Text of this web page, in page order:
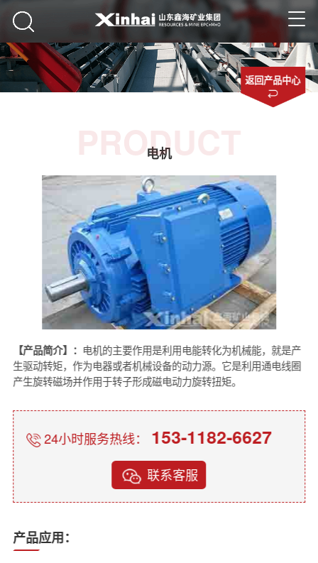
返回产品中心
PRODUCT
电机
【产品简介】： 电机的主要作用是利用电能转化为机械能，就是产
生驱动转矩，作为电器或者机械设备的动力源。它是利用通电线圈
产生旋转磁场并作用于转子形成磁电动力旋转扭矩。
24小时服务热线： 153-1182-6627
联系客服
产品应用：